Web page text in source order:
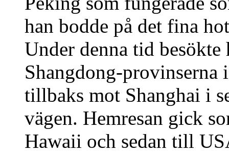
han bodde på det fina
Under denna tid
Shangdong-provinserna
tillbaks mot Shanghai i
vägen. Hemresan gick
Hawaii och sedan till